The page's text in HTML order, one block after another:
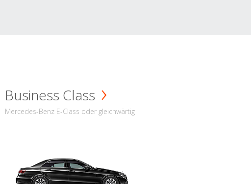
Business Class
Mercedes-Benz E-Class oder gleichwärtig